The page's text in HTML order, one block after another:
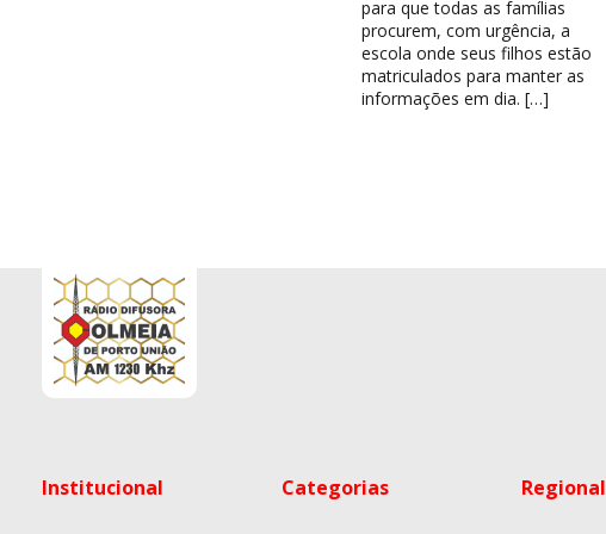
para que todas as famílias
procurem, com urgência, a
escola onde seus filhos estão
matriculados para manter as
informações em dia. […]
Institucional Categorias Regional